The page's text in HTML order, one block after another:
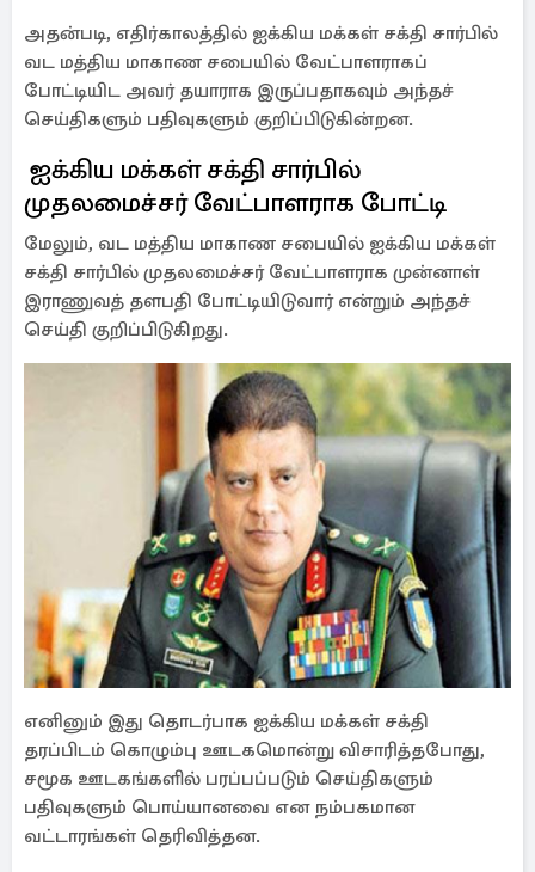
அதன்படி, எதிர்காலத்தில் ஐக்கிய மக்கள் சக்தி சார்பில்
வட மத்திய மாகாண சபையில் வேட்பாளராகப்
போட்டியிட அவர் தயாராக இருப்பதாகவும் அந்தச்
செய்திகளும் பதிவுகளும் குறிப்பிடுகின்றன.
ஐக்கிய மக்கள் சக்தி சார்பில்
முதலமைச்சர் வேட்பாளராக போட்டி
மேலும், வட மத்திய மாகாண சபையில் ஐக்கிய மக்கள்
சக்தி சார்பில் முதலமைச்சர் வேட்பாளராக முன்னாள்
இராணுவத் தளபதி போட்டியிடுவார் என்றும் அந்தச்
செய்தி குறிப்பிடுகிறது.
எனினும் இது தொடர்பாக ஐக்கிய மக்கள் சக்தி
தரப்பிடம் கொழும்பு ஊடகமொன்று விசாரித்தபோது, ​​
சமூக ஊடகங்களில் பரப்பப்படும் செய்திகளும்
பதிவுகளும் பொய்யானவை என நம்பகமான
வட்டாரங்கள் தெரிவித்தன.